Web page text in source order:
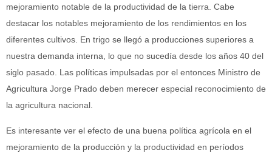
mejoramiento notable de la productividad de la tierra. Cabe
destacar los notables mejoramiento de los rendimientos en los
diferentes cultivos. En trigo se llegó a producciones superiores a
nuestra demanda interna, lo que no sucedía desde los años 40 del
siglo pasado. Las políticas impulsadas por el entonces Ministro de
Agricultura Jorge Prado deben merecer especial reconocimiento de
la agricultura nacional.
Es interesante ver el efecto de una buena política agrícola en el
mejoramiento de la producción y la productividad en períodos